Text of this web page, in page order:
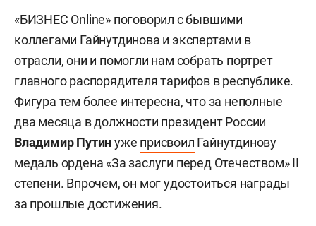
«БИЗНЕС Online» поговорил с бывшими
коллегами Гайнутдинова и экспертами в
отрасли, они и помогли нам собрать портрет
главного распорядителя тарифов в республике.
Фигура тем более интересна, что за неполные
два месяца в должности президент России
Владимир Путинуже присвоил Гайнутдинову
медаль ордена «За заслуги перед Отечеством» II
степени. Впрочем, он мог удостоиться награды
за прошлые достижения.